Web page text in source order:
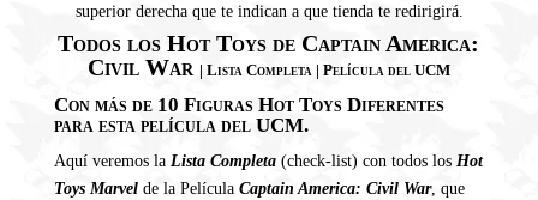
superior derecha que te indican a que tienda te redirigirá.
Todos los Hot Toys de Captain America:
Civil War | Lista Completa | Película del UCM
Con más de 10 Figuras Hot Toys Diferentes
para esta película del UCM.
Aquí veremos la Lista Completa(check-list) con todos los Hot
Toys Marvel de la Película Captain America: Civil War, que